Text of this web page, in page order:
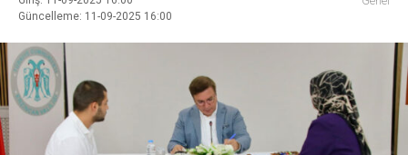
Güncelleme: 11-09-2025 16:00